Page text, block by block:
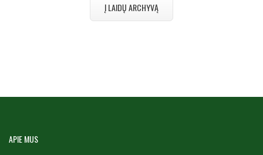
Į LAIDŲ ARCHYVĄ
APIEMUS